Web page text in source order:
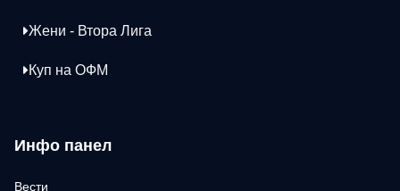
Жени - Втора Лига
Куп на ОФМ
Инфо панел
Вести